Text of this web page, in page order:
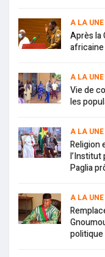
A LA UNE
Après la
africaine
A LA UNE
Vie de
les
A LA UNE
Religion
l’Institut
Paglia
A LA UNE
politique